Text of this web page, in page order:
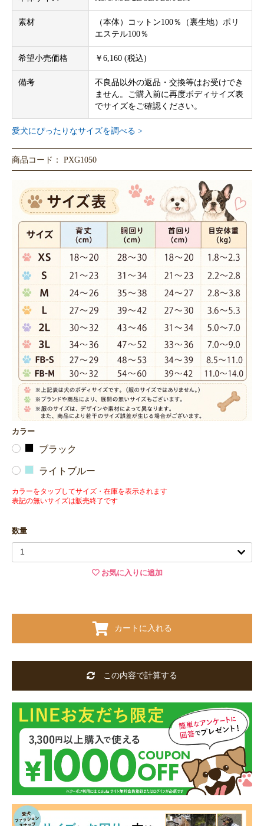
素材
（本体）コットン100％（裏生地）ポリ
エステル100％
希望小売価格 ￥6,160 (税込)
備考
不良品以外の返品・交換等はお受けでき
ません。ご購入前に再度ボディサイズ表
でサイズをご確認ください。
愛犬にぴったりなサイズを調べる >
商品コード： PXG1050
カラー
ブラック
ライトブルー
カラーをタップしてサイズ・在庫を表示されます
表記の無いサイズは販売終了です
数量
お気に入りに追加
カートに入れる
この内容で計算する